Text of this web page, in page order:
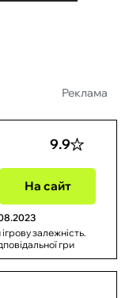
Реклама
9.9
На сайт
залежність.
гри